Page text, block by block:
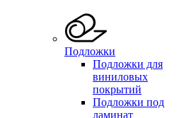
Подложки
Подложки для
виниловых
покрытий
Подложки под
ламинат